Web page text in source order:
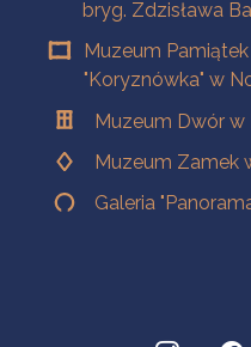
bryg. Zdzisława
Muzeum
"Koryznówka" w
Muzeum Dwór w
Muzeum Zamek
Galeria